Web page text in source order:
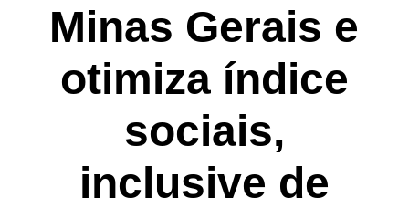
Minas Gerais e
otimiza índice
sociais,
inclusive de